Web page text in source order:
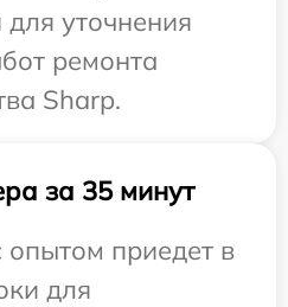
уточнения
ремонта
Sharp.
за 35 минут
приедет в
для